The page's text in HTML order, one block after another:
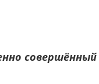
совершённый